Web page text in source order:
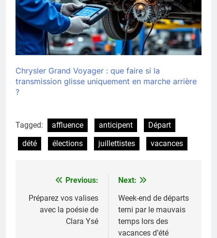
Chrysler Grand Voyager : que faire si la
transmission glisse uniquement en marche arrière
?
Tagged: affluence anticipent
Départ
dété
élections juillettistes vacances
Navigation
de
Previous:
Préparez vos valises
avec la poésie de
Clara Ysé
Next:
Week-end de départs
terni par le mauvais
temps lors des
vacances d’été